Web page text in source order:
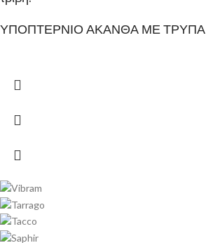
ΥΠΟΠΤΕΡΝΙΟ ΑΚΑΝΘΑ ΜΕ ΤΡΥΠΑ